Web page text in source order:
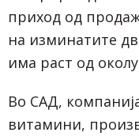
приход од
на изминатите
има раст од околу
Во САД,
витамини,